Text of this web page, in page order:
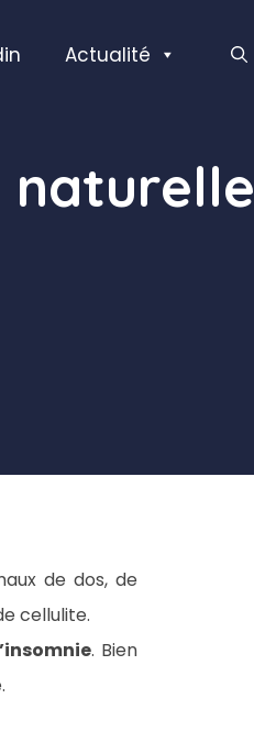
Actualité
naturelle
de dos, de
cellulite.
. Bien